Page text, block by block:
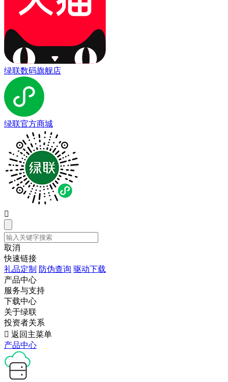
绿联数码旗舰店
绿联官方商城

取消
快速链接
礼品定制 防伪查询 驱动下载
产品中心
服务与支持
下载中心
关于绿联
投资者关系
 返回主菜单
产品中心